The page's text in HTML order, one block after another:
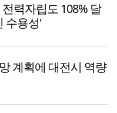
력자립도 108% 달
수용성'
계획에 대전시 역량